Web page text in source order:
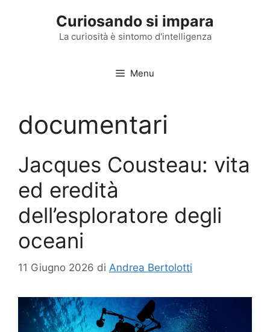
Curiosando si impara
La curiosità è sintomo d'intelligenza
Menu
documentari
Jacques Cousteau: vita
ed eredità
dell’esploratore degli
oceani
11 Giugno 2026 di Andrea Bertolotti